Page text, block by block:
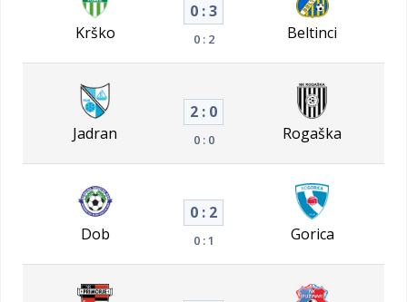
Krško
0 : 3
0 : 2 Beltinci
Jadran
2 : 0
0 : 0 Rogaška
Dob
0 : 2
0 : 1 Gorica